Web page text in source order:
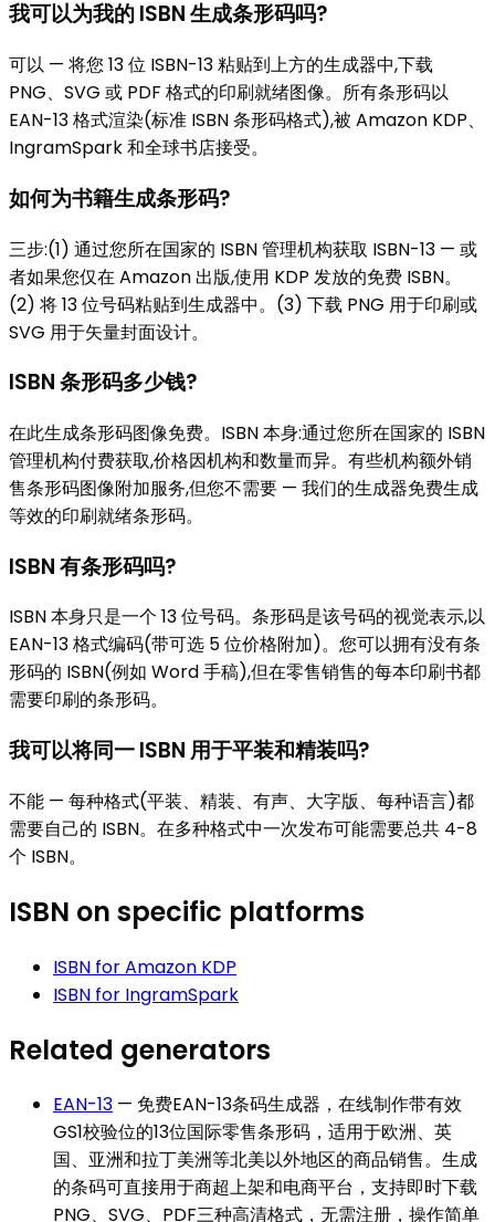
我可以为我的 ISBN 生成条形码吗?
可以 — 将您 13 位 ISBN-13 粘贴到上方的生成器中,下载
PNG、SVG 或 PDF 格式的印刷就绪图像。所有条形码以
EAN-13 格式渲染(标准 ISBN 条形码格式),被 Amazon KDP、
IngramSpark 和全球书店接受。
如何为书籍生成条形码?
三步:(1) 通过您所在国家的 ISBN 管理机构获取 ISBN-13 — 或
者如果您仅在 Amazon 出版,使用 KDP 发放的免费 ISBN。
(2) 将 13 位号码粘贴到生成器中。(3) 下载 PNG 用于印刷或
SVG 用于矢量封面设计。
ISBN 条形码多少钱?
在此生成条形码图像免费。ISBN 本身:通过您所在国家的 ISBN
管理机构付费获取,价格因机构和数量而异。有些机构额外销
售条形码图像附加服务,但您不需要 — 我们的生成器免费生成
等效的印刷就绪条形码。
ISBN 有条形码吗?
ISBN 本身只是一个 13 位号码。条形码是该号码的视觉表示,以
EAN-13 格式编码(带可选 5 位价格附加)。您可以拥有没有条
形码的 ISBN(例如 Word 手稿),但在零售销售的每本印刷书都
需要印刷的条形码。
我可以将同一 ISBN 用于平装和精装吗?
不能 — 每种格式(平装、精装、有声、大字版、每种语言)都
需要自己的 ISBN。在多种格式中一次发布可能需要总共 4-8
个 ISBN。
ISBN on specific platforms
ISBN forAmazon KDP
ISBN for IngramSpark
Related generators
EAN-13 — 免费EAN-13条码生成器，在线制作带有效
GS1校验位的13位国际零售条形码，适用于欧洲、英
国、亚洲和拉丁美洲等北美以外地区的商品销售。生成
的条码可直接用于商超上架和电商平台，支持即时下载
PNG、SVG、PDF三种高清格式，无需注册，操作简单